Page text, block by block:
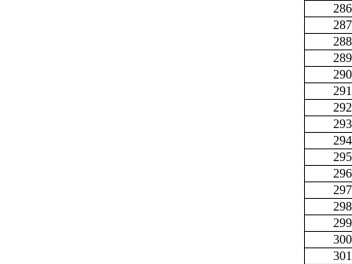
286
287
288
289
290
291
292
293
294
295
296
297
298
299
300
301